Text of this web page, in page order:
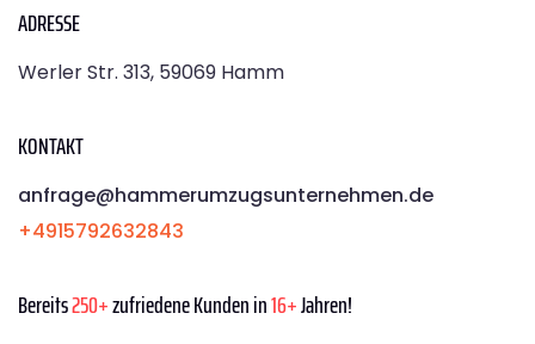
ADRESSE
Werler Str. 313, 59069 Hamm
KONTAKT
anfrage@hammerumzugsunternehmen.de
+4915792632843
Bereits250+zufriedene Kunden in16+Jahren!